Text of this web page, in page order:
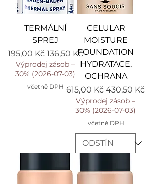
TERMÁLNÍ
SPREJ
Běžná cena
195,00 Kč Zvýhodněná cena
136,50 Kč
Výprodej zásob –
30% (2026-07-03)
včetně DPH
CELULAR
MOISTURE
FOUNDATION
HYDRATACE,
OCHRANA
Běžná cena
615,00 Kč Zvýhodněná
430,50 Kč
Výprodej zásob –
30% (2026-07-03)
včetně DPH